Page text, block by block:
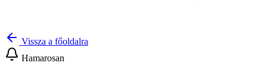
Vissza a főoldalra
Hamarosan